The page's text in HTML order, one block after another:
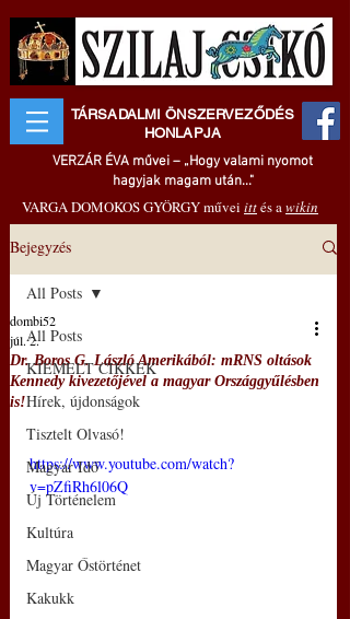
TÁRSADALMI ÖNSZERVEZŐDÉS
HONLAPJA
VERZÁR ÉVA művei – „Hogy valami nyomot
hagyjak magam után..."
VARGA DOMOKOS GYÖRGY művei ittés awikin
Bejegyzés
All Posts
KIEMELT CIKKEK
Hírek, újdonságok
Tisztelt Olvasó!
Magyar Idő
Új Történelem
Kultúra
Magyar Őstörténet
Kakukk
All Posts
Dr. Boros G. László Amerikából: mRNS oltások
Kennedy kivezetőjével a magyar Országgyűlésben
is!
dombi52
júl. 2.
https://www.youtube.com/watch?
v=pZfiRh6l06Q